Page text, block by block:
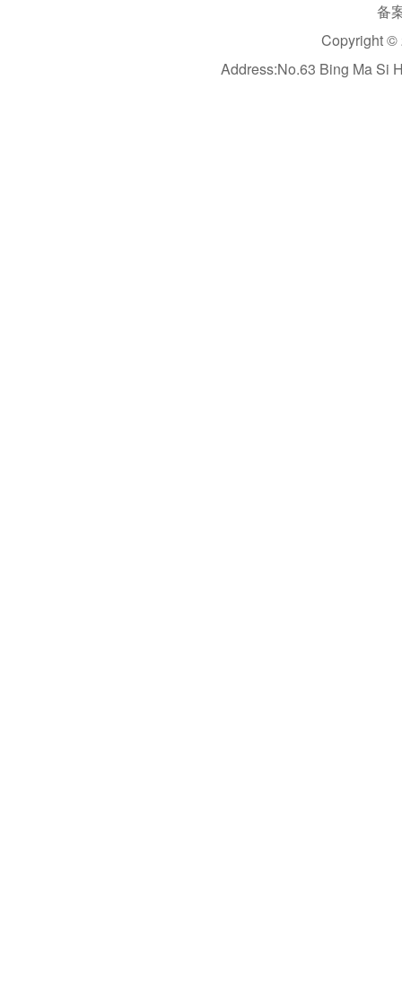
备
Copyright ©
Address:No.63 Bing Ma Si